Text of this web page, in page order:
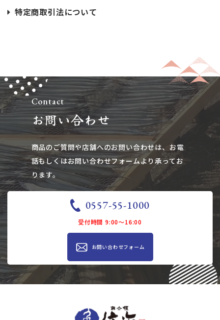
特定商取引法について
Contact
お問い合わせ
商品のご質問や店舗へのお問い合わせは、​​​​​​​お電
話もしくはお問い合わせフォームより承ってお
ります。
0557-55-1000
受付時間 9:00～16:00
お問い合わせ​​フォーム